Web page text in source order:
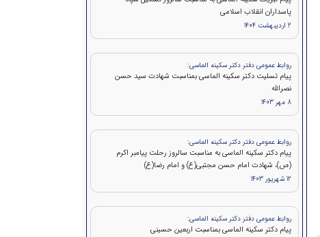
پاسداران انقلاب اسلامی
2 اردیبهشت 1404
روابط عمومی دفتر دکتر سکینه الماسی:
پيام تسلیت دکتر سکینه الماسی بمناسبت شهادت سید حسن
نصرالله
8 مهر 1403
روابط عمومی دفتر دکتر سکینه الماسی:
پیام دکتر سکینه الماسی به مناسبت سالروز رحلت پیامبر اکرم
(ص)، شهادت امام حسن مجتبی(ع) و امام رضا(ع)
12 شهریور 1403
روابط عمومی دفتر دکتر سکینه الماسی:
پیام دکتر سکینه الماسی بمناسبت اربعین حسینی